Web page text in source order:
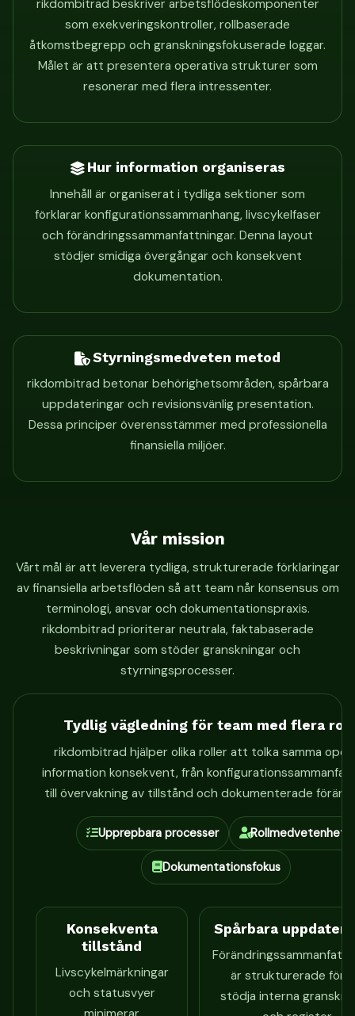
rikdombitrad beskriver arbetsflödeskomponenter
som exekveringskontroller, rollbaserade
åtkomstbegrepp och granskningsfokuserade loggar.
Målet är att presentera operativa strukturer som
resonerar med flera intressenter.
Hur information organiseras
Innehåll är organiserat i tydliga sektioner som
förklarar konfigurationssammanhang, livscykelfaser
och förändringssammanfattningar. Denna layout
stödjer smidiga övergångar och konsekvent
dokumentation.
Styrningsmedveten metod
rikdombitrad betonar behörighetsområden, spårbara
uppdateringar och revisionsvänlig presentation.
Dessa principer överensstämmer med professionella
finansiella miljöer.
Vår mission
Vårt mål är att leverera tydliga, strukturerade förklaringar
av finansiella arbetsflöden så att team når konsensus om
terminologi, ansvar och dokumentationspraxis.
rikdombitrad prioriterar neutrala, faktabaserade
beskrivningar som stöder granskningar och
styrningsprocesser.
Tydlig vägledning för team med flera
rikdombitrad hjälper olika roller att tolka samma
information konsekvent, från
till övervakning av tillstånd och dokumenterade
Upprepbara processer Rollmedvetenhet
Dokumentationsfokus
Konsekventa
tillstånd
Livscykelmärkningar
och statusvyer
Spårbara
är strukturerade för
stödja interna